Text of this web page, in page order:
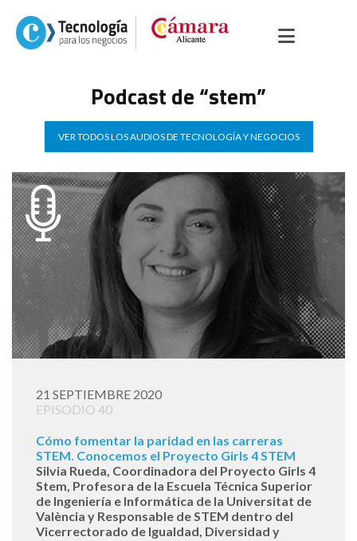
Podcast de “stem”
VER TODOS LOS AUDIOS DE TECNOLOGÍA Y NEGOCIOS
21 SEPTIEMBRE 2020
EPISODIO 40
Cómo fomentar la paridad en las carreras
STEM. Conocemos el Proyecto Girls 4 STEM
Silvia Rueda, Coordinadora del Proyecto Girls 4
Stem, Profesora de la Escuela Técnica Superior
de Ingeniería e Informática de la Universitat de
València y Responsable de STEM dentro del
Vicerrectorado de Igualdad, Diversidad y